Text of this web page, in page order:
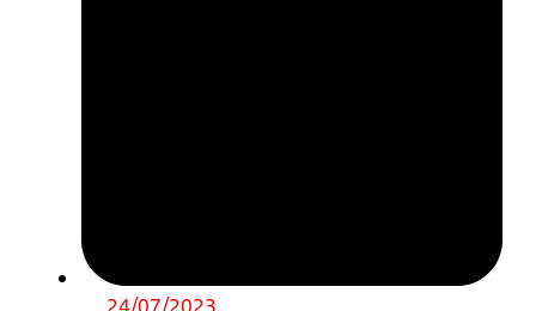
24/07/2023